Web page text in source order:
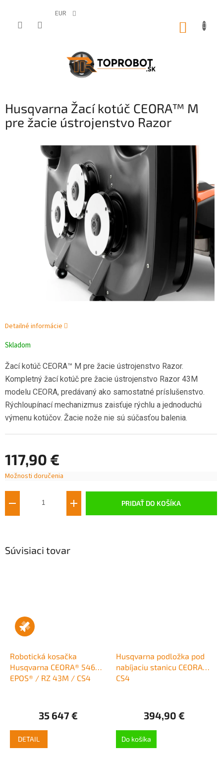
EUR
Husqvarna Žací kotúč CEORA™ M
pre žacie ústrojenstvo Razor
117,90 €
Jednotková
Skladom
Možnosti doručenia
PRIDAŤ DO KOŠÍKA
Žací kotúč CEORA™ M pre žacie ústrojenstvo Razor.
Kompletný žací kotúč pre žacie ústrojenstvo Razor 43M
modelu CEORA, predávaný ako samostatné príslušenstvo.
Rýchloupínací mechanizmus zaisťuje rýchlu a jednoduchú
výmenu kotúčov. Žacie nože nie sú súčasťou balenia.
Detailné informácie
Súvisiaci tovar
Robotická kosačka
Husqvarna CEORA® 546
EPOS® / RZ 43M / CS4
35 647 €
DETAIL
Husqvarna podložka pod
nabíjaciu stanicu CEORA™
CS4
394,90 €
Do košíka